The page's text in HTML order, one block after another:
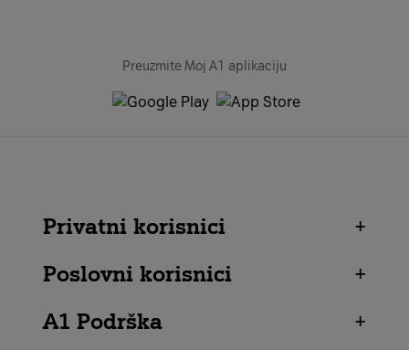
Preuzmite Moj A1 aplikaciju
Privatni korisnici
+
Poslovni korisnici
+
A1 Podrška
+